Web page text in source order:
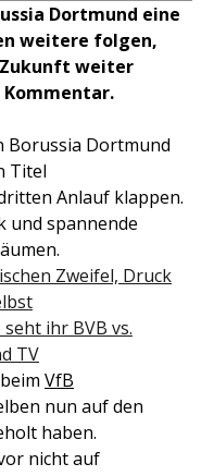
Dortmund eine
weitere folgen,
Zukunft weiter
Borussia Dortmund
Titel
Anlauf klappen.
und spannende
Zweifel, Druck
ihr BVB vs.
TV
VfB
nun auf den
haben.
nicht auf